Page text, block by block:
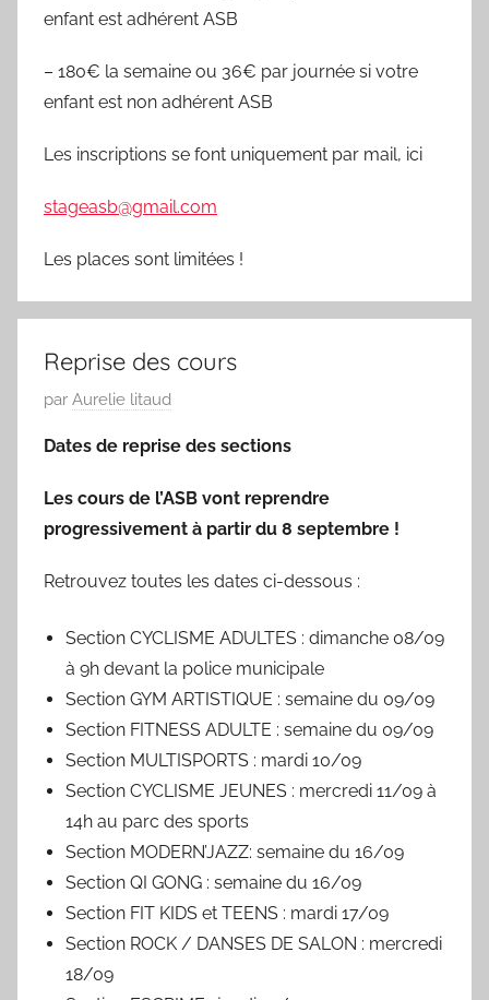
enfant est adhérent ASB
– 180€ la semaine ou 36€ par journée si votre
enfant est non adhérent ASB
Les inscriptions se font uniquement par mail, ici
stageasb@gmail.com
Les places sont limitées !
Reprise des cours
P
b
é
l
/
1
6
9
par Aurelie litaud
Dates de reprise des sections
Les cours de l’ASB vont reprendre
progressivement à partir du 8 septembre !
Retrouvez toutes les dates ci-dessous :
Section CYCLISME ADULTES : dimanche 08/09
à 9h devant la police municipale
Section GYM ARTISTIQUE : semaine du 09/09
Section FITNESS ADULTE : semaine du 09/09
Section MULTISPORTS : mardi 10/09
Section CYCLISME JEUNES : mercredi 11/09 à
14h au parc des sports
Section MODERN’JAZZ: semaine du 16/09
Section QI GONG : semaine du 16/09
Section FIT KIDS et TEENS : mardi 17/09
Section ROCK / DANSES DE SALON : mercredi
18/09